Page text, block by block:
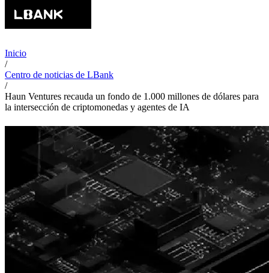
Inicio
/
Centro de noticias de LBank
/
Haun Ventures recauda un fondo de 1.000 millones de dólares para
la intersección de criptomonedas y agentes de IA